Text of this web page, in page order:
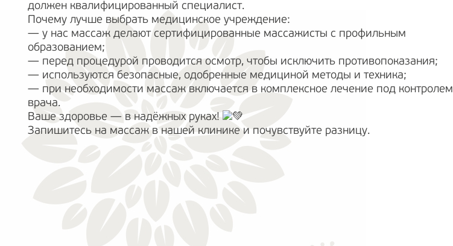
должен квалифицированный специалист.
Почему лучше выбрать медицинское учреждение:
— у нас массаж делают сертифицированные массажисты с профильным
образованием;
— перед процедурой проводится осмотр, чтобы исключить противопоказания;
— используются безопасные, одобренные медициной методы и техника;
— при необходимости массаж включается в комплексное лечение под контролем
врача.
Ваше здоровье — в надёжных руках!
Запишитесь на массаж в нашей клинике и почувствуйте разницу.